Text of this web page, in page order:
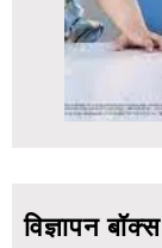
विज्ञापन बॉक्स